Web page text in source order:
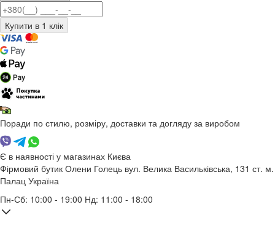
Поради по стилю, розміру, доставки та догляду за виробом
Є в наявності у магазинах Києва
Фірмовий бутик Олени Голець вул. Велика Васильківська, 131 ст. м.
Палац Україна
Пн-Сб: 10:00 - 19:00 Нд: 11:00 - 18:00